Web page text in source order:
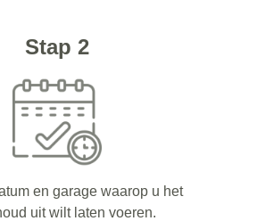
Stap 2
en garage waarop u het
uit wilt laten voeren.